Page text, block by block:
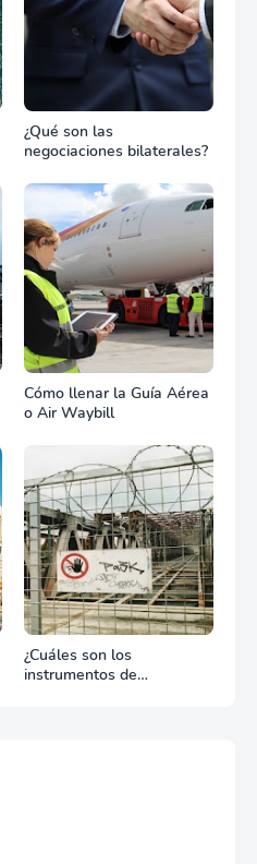
¿Qué son las
negociaciones bilaterales?
Cómo llenar la Guía Aérea
o Air Waybill
¿Cuáles son los
instrumentos de